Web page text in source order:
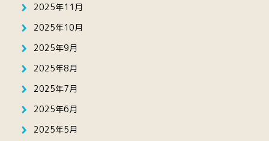
2025年11月
2025年10月
2025年9月
2025年8月
2025年7月
2025年6月
2025年5月